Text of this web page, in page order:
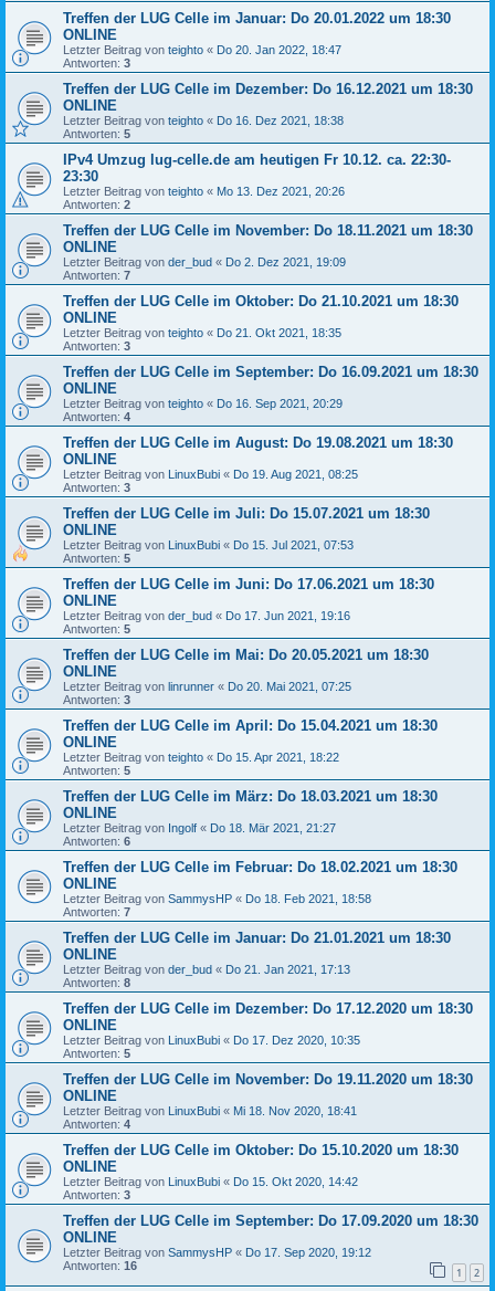
Treffen der LUG Celle im Januar: Do 20.01.2022 um 18:30
ONLINE
Letzter Beitrag von teighto « Do 20. Jan 2022, 18:47
Antworten: 3
Treffen der LUG Celle im Dezember: Do 16.12.2021 um 18:30
ONLINE
Letzter Beitrag von teighto « Do 16. Dez 2021, 18:38
Antworten: 5
IPv4 Umzug lug-celle.de am heutigen Fr 10.12. ca. 22:30-
23:30
Letzter Beitrag von teighto « Mo 13. Dez 2021, 20:26
Antworten: 2
Treffen der LUG Celle im November: Do 18.11.2021 um 18:30
ONLINE
Letzter Beitrag von der_bud « Do 2. Dez 2021, 19:09
Antworten: 7
Treffen der LUG Celle im Oktober: Do 21.10.2021 um 18:30
ONLINE
Letzter Beitrag von teighto « Do 21. Okt 2021, 18:35
Antworten: 3
Treffen der LUG Celle im September: Do 16.09.2021 um 18:30
ONLINE
Letzter Beitrag von teighto « Do 16. Sep 2021, 20:29
Antworten: 4
Treffen der LUG Celle im August: Do 19.08.2021 um 18:30
ONLINE
Letzter Beitrag von LinuxBubi « Do 19. Aug 2021, 08:25
Antworten: 3
Treffen der LUG Celle im Juli: Do 15.07.2021 um 18:30
ONLINE
Letzter Beitrag von LinuxBubi « Do 15. Jul 2021, 07:53
Antworten: 5
Treffen der LUG Celle im Juni: Do 17.06.2021 um 18:30
ONLINE
Letzter Beitrag von der_bud « Do 17. Jun 2021, 19:16
Antworten: 5
Treffen der LUG Celle im Mai: Do 20.05.2021 um 18:30
ONLINE
Letzter Beitrag von linrunner « Do 20. Mai 2021, 07:25
Antworten: 3
Treffen der LUG Celle im April: Do 15.04.2021 um 18:30
ONLINE
Letzter Beitrag von teighto « Do 15. Apr 2021, 18:22
Antworten: 5
Treffen der LUG Celle im März: Do 18.03.2021 um 18:30
ONLINE
Letzter Beitrag von Ingolf « Do 18. Mär 2021, 21:27
Antworten: 6
Treffen der LUG Celle im Februar: Do 18.02.2021 um 18:30
ONLINE
Letzter Beitrag von SammysHP « Do 18. Feb 2021, 18:58
Antworten: 7
Treffen der LUG Celle im Januar: Do 21.01.2021 um 18:30
ONLINE
Letzter Beitrag von der_bud « Do 21. Jan 2021, 17:13
Antworten: 8
Treffen der LUG Celle im Dezember: Do 17.12.2020 um 18:30
ONLINE
Letzter Beitrag von LinuxBubi « Do 17. Dez 2020, 10:35
Antworten: 5
Treffen der LUG Celle im November: Do 19.11.2020 um 18:30
ONLINE
Letzter Beitrag von LinuxBubi « Mi 18. Nov 2020, 18:41
Antworten: 4
Treffen der LUG Celle im Oktober: Do 15.10.2020 um 18:30
ONLINE
Letzter Beitrag von LinuxBubi « Do 15. Okt 2020, 14:42
Antworten: 3
Treffen der LUG Celle im September: Do 17.09.2020 um 18:30
ONLINE
Letzter Beitrag von SammysHP « Do 17. Sep 2020, 19:12
Antworten: 16 1 2